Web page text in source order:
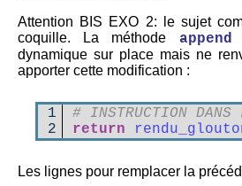
Attention BIS EXO 2: le sujet
coquille. La méthode append
dynamique sur place mais ne
apporter cette modification :
1
2
# INSTRUCTION
return
Les lignes pour remplacer la